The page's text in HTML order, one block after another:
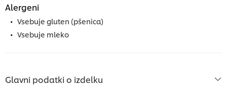
Alergeni
Vsebuje gluten (pšenica)
Vsebuje mleko
Glavni podatki o izdelku